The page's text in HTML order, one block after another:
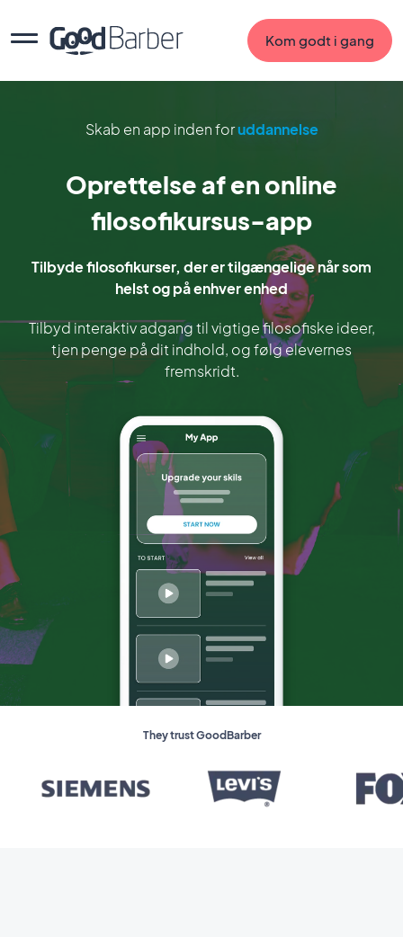
Kom godt i gang
Skab en app inden foruddannelse
Oprettelse af en online
filosofikursus-app
Tilbyde filosofikurser, der er tilgængelige når som
helst og på enhver enhed
Tilbyd interaktiv adgang til vigtige filosofiske ideer,
tjen penge på dit indhold, og følg elevernes
fremskridt.
They trust GoodBarber